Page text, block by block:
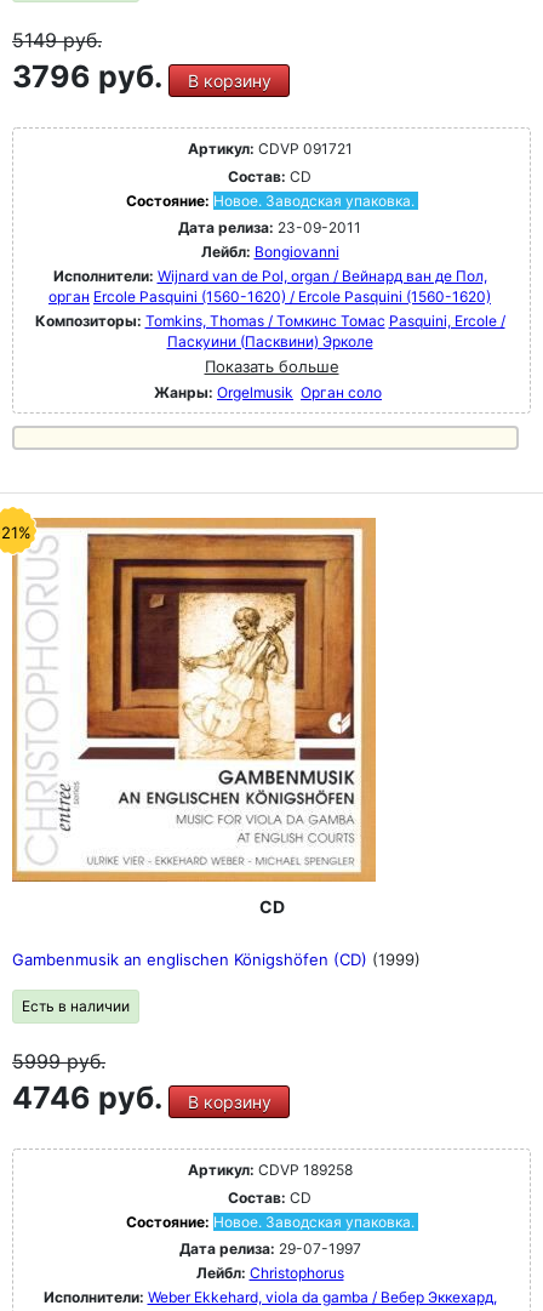
5149руб.
3796 руб. В корзину
Артикул: CDVP 091721
Состав: CD
Состояние: Новое. Заводская упаковка.
Дата релиза: 23-09-2011
Лейбл: Bongiovanni
Исполнители: Wijnard van de Pol, organ / Вейнард ван де Пол,
орган Ercole Pasquini (1560-1620) / Ercole Pasquini (1560-1620)
Композиторы: Tomkins, Thomas / Томкинс Томас Pasquini, Ercole /
Паскуини (Пасквини) Эрколе
Показать больше
Жанры: Orgelmusik Орган соло
CD
Gambenmusik an englischen Königshöfen (CD) (1999)
Есть в наличии
5999руб.
4746 руб. В корзину
Артикул: CDVP 189258
Состав: CD
Состояние: Новое. Заводская упаковка.
Дата релиза: 29-07-1997
Лейбл: Christophorus
Исполнители: Weber Ekkehard, viola da gamba / Вебер Эккехард,